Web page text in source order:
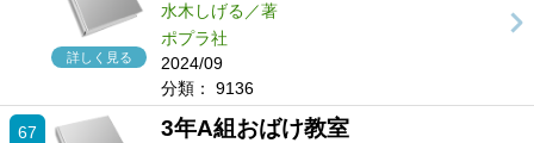
詳しく見る
水木しげる／著
ポプラ社
2024/09
分類：
9136
67 3年A組おばけ教室